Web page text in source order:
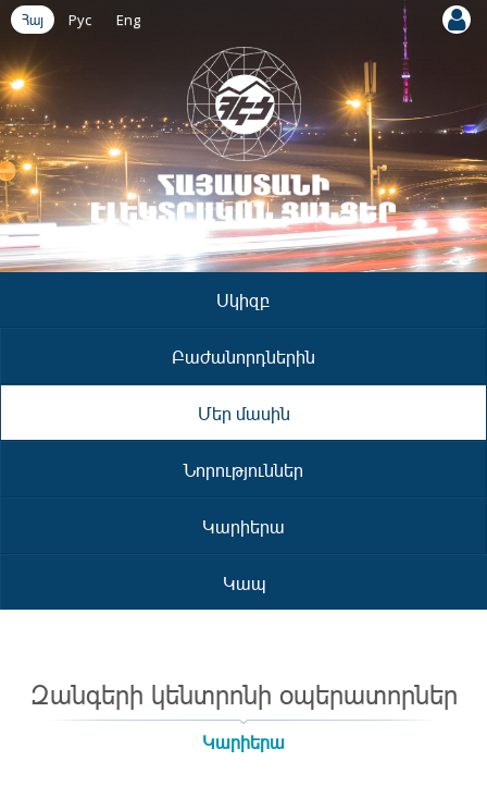
Հայ Рус Eng
Սկիզբ
Բաժանորդներին
Մեր մասին
Նորություններ
Կարիերա
Կապ
Զանգերի կենտրոնի օպերատորներ
Կարիերա